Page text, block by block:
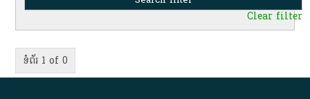
Clear filter
ទំព័រ 1 of 0